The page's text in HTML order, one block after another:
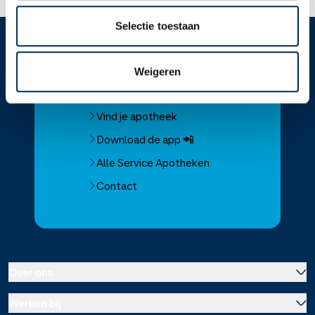
Selectie toestaan
Weigeren
Service
Service Apotheek home
Vind je apotheek
Download de app 📲
Alle Service Apotheken
Contact